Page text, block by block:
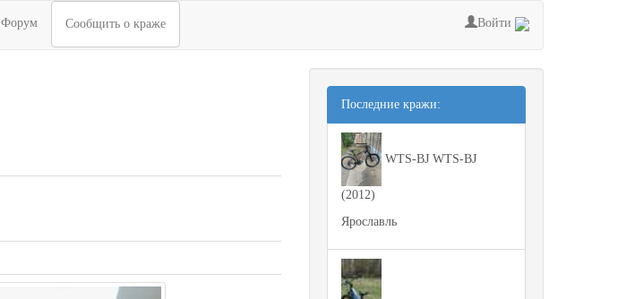
Форум Сообщить о краже Войти
Последние кражи:
WTS-BJ WTS-BJ
(2012)
Ярославль